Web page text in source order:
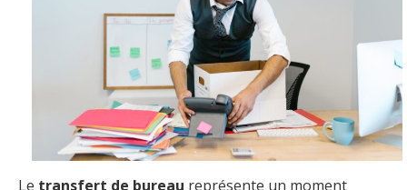
Le transfert de bureau représente un moment